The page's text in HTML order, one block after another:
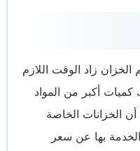
زاد الوقت اللازم
كميات أكبر من المواد
الخزانات الخاصة
بها عن سعر